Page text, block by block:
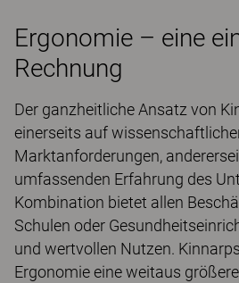
Ergonomie – eine
Rechnung
Der ganzheitliche Ansatz von
einerseits auf
Marktanforderungen,
umfassenden Erfahrung des
Kombination bietet allen
Schulen oder
und wertvollen Nutzen.
Ergonomie eine weitaus